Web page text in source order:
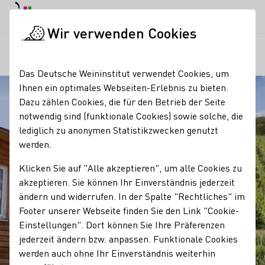
Wir verwenden Cookies
Das Deutsche Weininstitut verwendet Cookies, um
Ihnen ein optimales Webseiten-Erlebnis zu bieten.
Dazu zählen Cookies, die für den Betrieb der Seite
notwendig sind (funktionale Cookies) sowie solche, die
lediglich zu anonymen Statistikzwecken genutzt
werden.
Klicken Sie auf "Alle akzeptieren", um alle Cookies zu
akzeptieren. Sie können Ihr Einverständnis jederzeit
ändern und widerrufen. In der Spalte "Rechtliches" im
Footer unserer Webseite finden Sie den Link "Cookie-
Einstellungen". Dort können Sie Ihre Präferenzen
jederzeit ändern bzw. anpassen. Funktionale Cookies
werden auch ohne Ihr Einverständnis weiterhin